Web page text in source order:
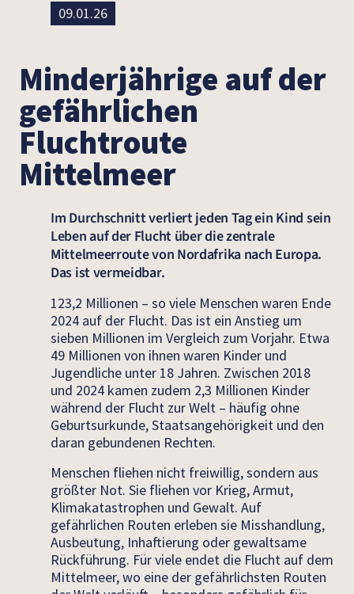
09.01.26
Minderjährige auf der
gefährlichen
Fluchtroute
Mittelmeer
Im Durchschnitt verliert jeden Tag ein Kind sein
Leben auf der Flucht über die zentrale
Mittelmeerroute von Nordafrika nach Europa.
Das ist vermeidbar.
123,2 Millionen – so viele Menschen waren Ende
2024 auf der Flucht. Das ist ein Anstieg um
sieben Millionen im Vergleich zum Vorjahr. Etwa
49 Millionen von ihnen waren Kinder und
Jugendliche unter 18 Jahren. Zwischen 2018
und 2024 kamen zudem 2,3 Millionen Kinder
während der Flucht zur Welt – häufig ohne
Geburtsurkunde, Staatsangehörigkeit und den
daran gebundenen Rechten.
Menschen fliehen nicht freiwillig, sondern aus
größter Not. Sie fliehen vor Krieg, Armut,
Klimakatastrophen und Gewalt. Auf
gefährlichen Routen erleben sie Misshandlung,
Ausbeutung, Inhaftierung oder gewaltsame
Rückführung. Für viele endet die Flucht auf dem
Mittelmeer, wo eine der gefährlichsten Routen